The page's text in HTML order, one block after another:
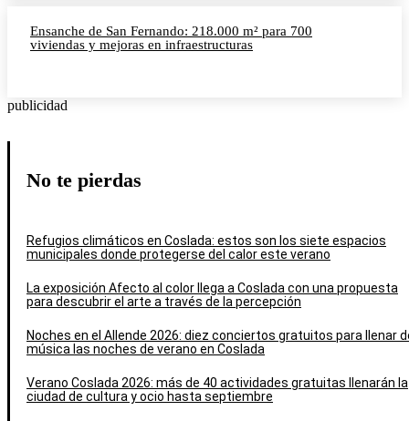
Ensanche de San Fernando: 218.000 m² para 700
viviendas y mejoras en infraestructuras
publicidad
No te pierdas
Refugios climáticos en Coslada: estos son los siete espacios
municipales donde protegerse del calor este verano
La exposición Afecto al color llega a Coslada con una propuesta
para descubrir el arte a través de la percepción
Noches en el Allende 2026: diez conciertos gratuitos para llenar
música las noches de verano en Coslada
Verano Coslada 2026: más de 40 actividades gratuitas llenarán la
ciudad de cultura y ocio hasta septiembre